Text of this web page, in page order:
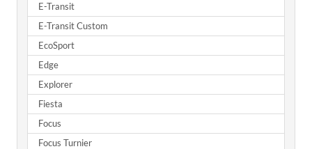
E-Transit
E-Transit Custom
EcoSport
Edge
Explorer
Fiesta
Focus
Focus Turnier